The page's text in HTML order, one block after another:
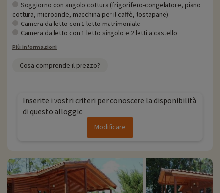
' Lungo tutto il percorso, banchi esplicativi permettono di capire meglio il
sito, l'epoca, i mestieri, ecc.
' Inoltre, vengono proposte varie attività all'interno del villaggio quando è
aperto al pubblico.
' 2.500 m2 di esposizioni interattive per imparare tutto sulla Terra, la Luna e
' Riproduzioni a grandezza naturale di navicelle spaziali, un grande
telescopio, un cinema IMAX® su schermo gigante, un planetario interattivo e
tante attività per grandi e piccini.
' Situato a Tolosa, a circa 1 ora di auto
Soggiorno con angolo cottura (frigorifero-congelatore, piano
cottura, microonde, macchina per il caffè, tostapane)
Camera da letto con 1 letto matrimoniale
Camera da letto con 1 letto singolo e 2 letti a castello
Più informazioni
Cosa comprende il prezzo?
Inserite i vostri criteri per conoscere la disponibilità
di questo alloggio
Modificare